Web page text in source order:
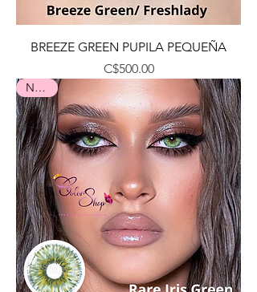
BREEZE GREEN PUPILA PEQUEÑA
Precio
C$500.00
Nuevo